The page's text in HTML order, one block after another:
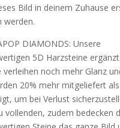
Bild in deinem Zuhause
werden.
DIAMONDS: Unsere
5D Harzsteine
verleihen noch mehr Glanz
20% mehr mitgeliefert als
um bei Verlust
vollenden, zudem bedecken